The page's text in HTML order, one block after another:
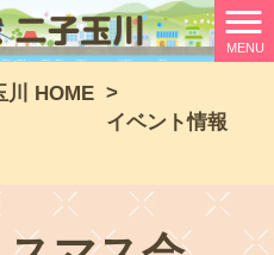
MENU
川 HOME >
イベント情報